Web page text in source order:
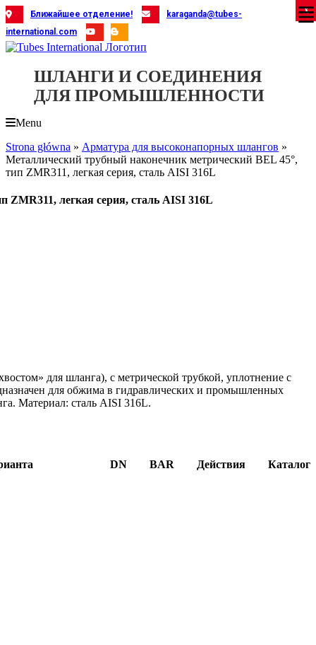
Skip
to
content
Ближайшее отделение!
karaganda@tubes-
international.com
ШЛАНГИ И СОЕДИНЕНИЯ
ДЛЯ ПРОМЫШЛЕННОСТИ
Menu
Strona główna » Арматура для высоконапорных шлангов »
Металлический трубный наконечник метрический BEL 45°,
тип ZMR311, легкая серия, сталь AISI 316L
ZMR311, легкая серия, сталь AISI 316L
для шланга), с метрической трубкой, уплотнение с
для обжима в гидравлических и промышленных
Материал: сталь AISI 316L.
DN BAR Действия Каталог
X
X
X
X
X
X
X
X
X
X
X
X
X
X
X
X
X
X
X